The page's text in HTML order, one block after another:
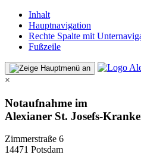
Inhalt
Hauptnavigation
Rechte Spalte mit
Fußzeile
×
Notaufnahme im
Alexianer St. Josefs-
Zimmerstraße 6
14471 Potsdam